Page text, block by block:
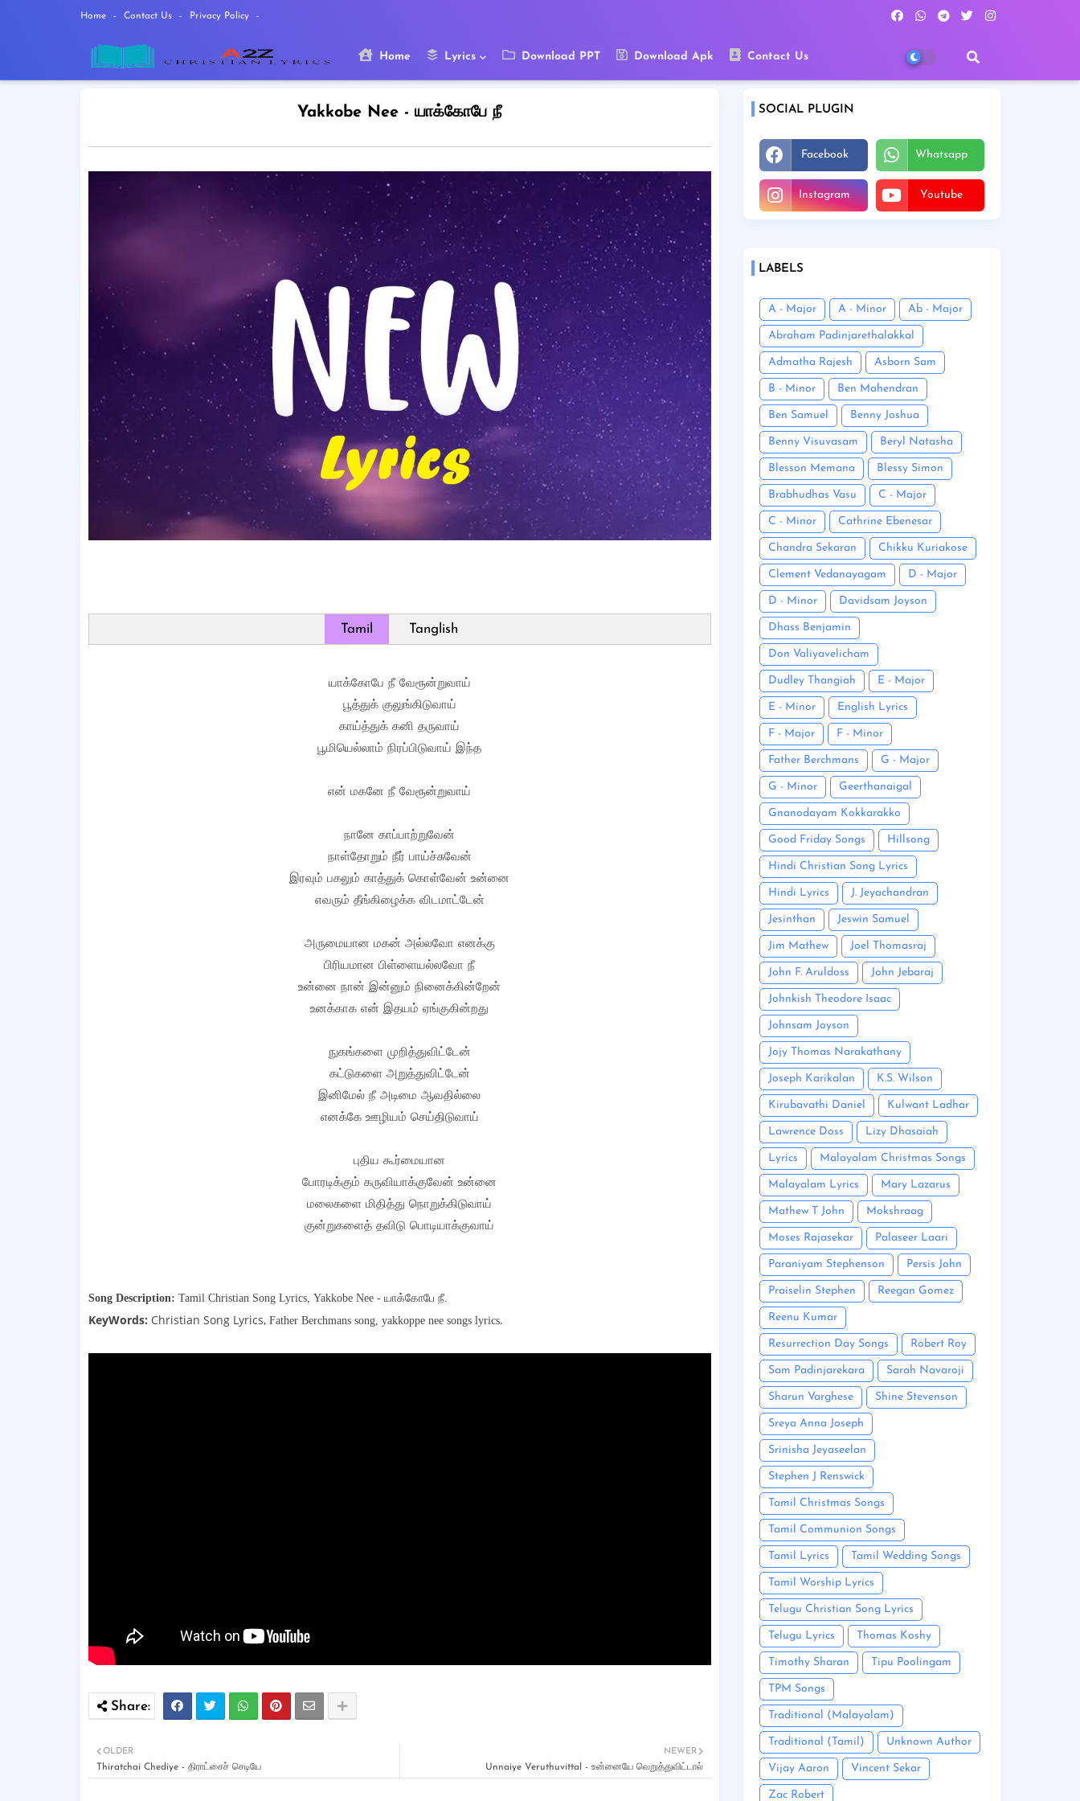
Home Contact Us Privacy Policy
Home Lyrics Download PPT Download Apk Contact Us
Yakkobe Nee - யாக்கோபே நீ
Tamil Tanglish
யாக்கோபே நீ வேரூன்றுவாய்
பூத்துக் குலுங்கிடுவாய்
காய்த்துக் கனி தருவாய்
பூமியெல்லாம் நிரப்பிடுவாய் இந்த
என் மகனே நீ வேரூன்றுவாய்
நானே காப்பாற்றுவேன்
நாள்தோறும் நீர் பாய்ச்சுவேன்
இரவும் பகலும் காத்துக் கொள்வேன் உன்னை
எவரும் தீங்கிழைக்க விடமாட்டேன்
அருமையான மகன் அல்லவோ எனக்கு
பிரியமான பிள்ளையல்லவோ நீ
உன்னை நான் இன்னும் நினைக்கின்றேன்
உனக்காக என் இதயம் ஏங்குகின்றது
நுகங்களை முறித்துவிட்டேன்
கட்டுகளை அறுத்துவிட்டேன்
இனிமேல் நீ அடிமை ஆவதில்லை
எனக்கே ஊழியம் செய்திடுவாய்
புதிய கூர்மையான
போரடிக்கும் கருவியாக்குவேன் உன்னை
மலைகளை மிதித்து நொறுக்கிடுவாய்
குன்றுகளைத் தவிடு பொடியாக்குவாய்
Song Description: Tamil Christian Song Lyrics, Yakkobe Nee - யாக்கோபே நீ.
KeyWords: Christian Song Lyrics, Father Berchmans song, yakkoppe nee songs lyrics.
NEWER
Unnaiye Veruthuvittal - உன்னையே வெறுத்துவிட்டால்
OLDER
Thiratchai Chediye - திராட்சைச் செடியே
SOCIAL PLUGIN
Facebook Whatsapp
Instagram Youtube
LABELS
A - Major A - Minor Ab - Major
Abraham Padinjarethalakkal
Admatha Rajesh Asborn Sam
B - Minor Ben Mahendran
Ben Samuel Benny Joshua
Benny Visuvasam Beryl Natasha
Blesson Memana Blessy Simon
Brabhudhas Vasu C - Major
C - Minor Cathrine Ebenesar
Chandra Sekaran Chikku Kuriakose
Clement Vedanayagam D - Major
D - Minor Davidsam Joyson
Dhass Benjamin
Don Valiyavelicham
Dudley Thangiah E - Major
E - Minor English Lyrics
F - Major F - Minor
Father Berchmans G - Major
G - Minor Geerthanaigal
Gnanodayam Kokkarakko
Good Friday Songs Hillsong
Hindi Christian Song Lyrics
Hindi Lyrics J. Jeyachandran
Jesinthan Jeswin Samuel
Jim Mathew Joel Thomasraj
John F. Aruldoss John Jebaraj
Johnkish Theodore Isaac
Johnsam Joyson
Jojy Thomas Narakathany
Joseph Karikalan K.S. Wilson
Kirubavathi Daniel Kulwant Ladhar
Lawrence Doss Lizy Dhasaiah
Lyrics Malayalam Christmas Songs
Malayalam Lyrics Mary Lazarus
Mathew T John Mokshraag
Moses Rajasekar Palaseer Laari
Paraniyam Stephenson Persis John
Praiselin Stephen Reegan Gomez
Reenu Kumar
Resurrection Day Songs Robert Roy
Sam Padinjarekara Sarah Navaroji
Sharun Varghese Shine Stevenson
Sreya Anna Joseph
Srinisha Jeyaseelan
Stephen J Renswick
Tamil Christmas Songs
Tamil Communion Songs
Tamil Lyrics Tamil Wedding Songs
Tamil Worship Lyrics
Telugu Christian Song Lyrics
Telugu Lyrics Thomas Koshy
Timothy Sharan Tipu Poolingam
TPM Songs
Traditional (Malayalam)
Traditional (Tamil) Unknown Author
Vijay Aaron Vincent Sekar
Zac Robert